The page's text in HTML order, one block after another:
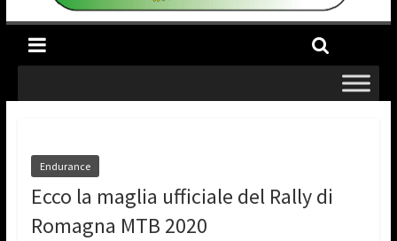
Endurance
Ecco la maglia ufficiale del Rally di
Romagna MTB 2020